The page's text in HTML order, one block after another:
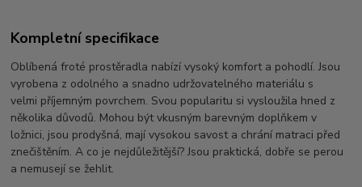
Kompletní specifikace
Oblíbená froté prostěradla nabízí vysoký komfort a pohodlí. Jsou
vyrobena z odolného a snadno udržovatelného materiálu s
velmi příjemným povrchem. Svou popularitu si vysloužila hned z
několika důvodů. Mohou být vkusným barevným doplňkem v
ložnici, jsou prodyšná, mají vysokou savost a chrání matraci před
znečištěním. A co je nejdůležitější? Jsou praktická, dobře se perou
a nemusejí se žehlit.